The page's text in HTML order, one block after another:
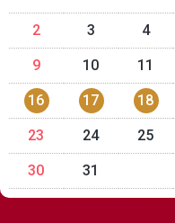
2 3 4
9 10 11
16 17 18
23 24 25
30 31